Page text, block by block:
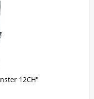
12CH"